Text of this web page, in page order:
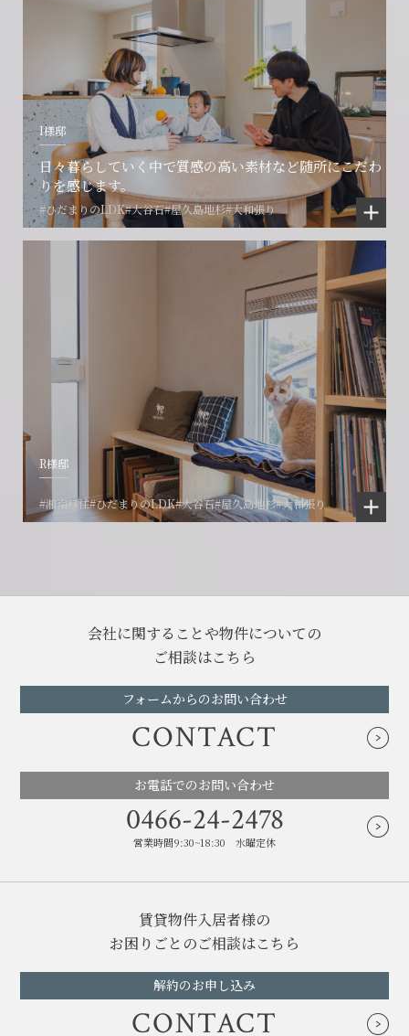
I様邸
日々暮らしていく中で質感の高い素材など随所にこだわ
りを感じます。
#ひだまりのLDK#大谷石#屋久島地杉#大和張り
R様邸
#湘南移住#ひだまりのLDK#大谷石#屋久島地杉#大和張り
会社に関することや物件についての
ご相談はこちら
フォームからのお問い合わせ
CONTACT
お電話でのお問い合わせ
0466-24-2478
営業時間9:30~18:30 水曜定休
賃貸物件入居者様の
お困りごとのご相談はこちら
解約のお申し込み
CONTACT